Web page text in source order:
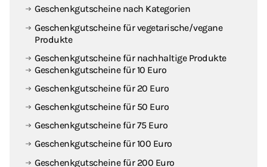
Geschenkgutscheine für 10 Euro
Geschenkgutscheine für 20 Euro
Geschenkgutscheine für 50 Euro
Geschenkgutscheine für 75 Euro
Geschenkgutscheine für 100 Euro
Geschenkgutscheine für 200 Euro
Geschenkgutscheine nach Kategorien
Geschenkgutscheine für vegetarische / vegane
Produkte
Geschenkgutscheine für nachhaltige Produkte